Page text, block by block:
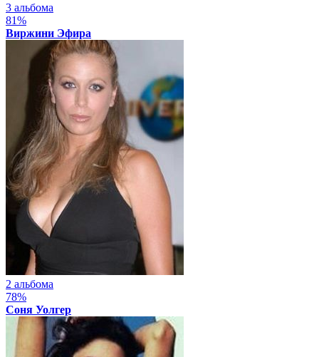
3 альбома
81%
Виржини Эфира
2 альбома
78%
Соня Уолгер